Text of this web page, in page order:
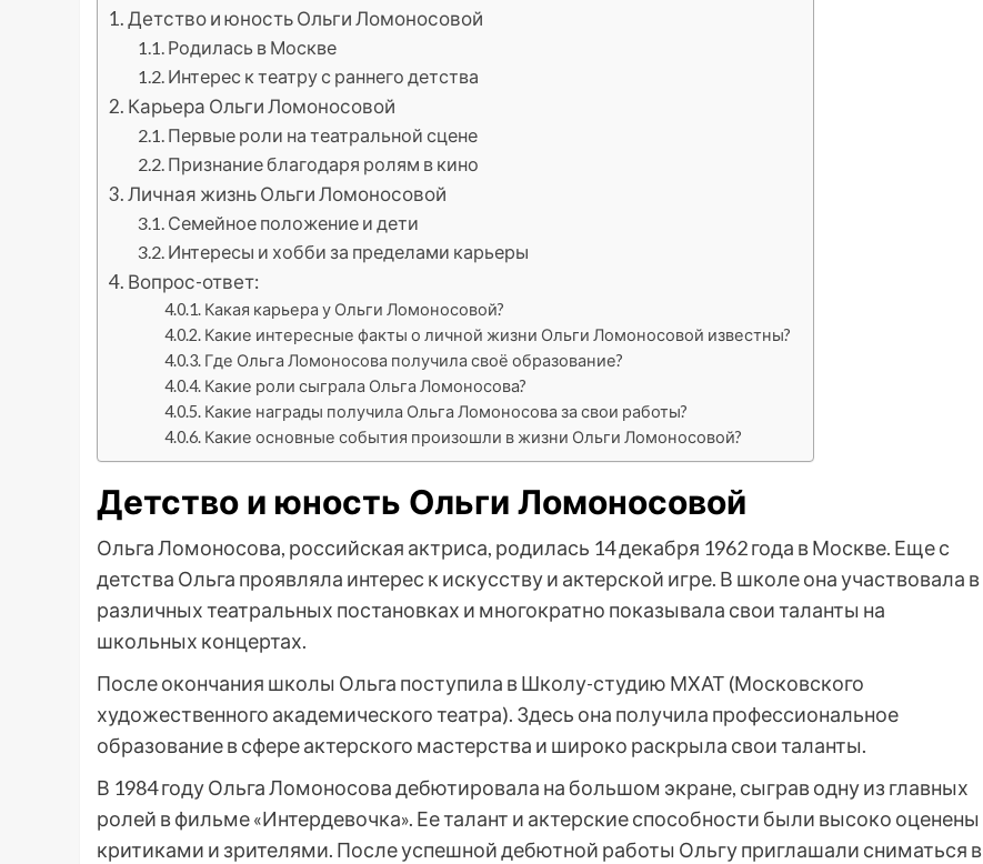
Детство и юность Ольги Ломоносовой
Родилась в Москве
Интерес к театру с раннего детства
Карьера Ольги Ломоносовой
Первые роли на театральной сцене
Признание благодаря ролям в кино
Личная жизнь Ольги Ломоносовой
Семейное положение и дети
Интересы и хобби за пределами карьеры
Вопрос-ответ:
Какая карьера у Ольги Ломоносовой?
Какие интересные факты о личной жизни Ольги Ломоносовой известны?
Где Ольга Ломоносова получила своё образование?
Какие роли сыграла Ольга Ломоносова?
Какие награды получила Ольга Ломоносова за свои работы?
Какие основные события произошли в жизни Ольги Ломоносовой?
Детство и юность Ольги Ломоносовой
Ольга Ломоносова, российская актриса, родилась 14 декабря 1962 года в Москве. Еще с
детства Ольга проявляла интерес к искусству и актерской игре. В школе она участвовала в
различных театральных постановках и многократно показывала свои таланты на
школьных концертах.
После окончания школы Ольга поступила в Школу-студию МХАТ (Московского
художественного академического театра). Здесь она получила профессиональное
образование в сфере актерского мастерства и широко раскрыла свои таланты.
В 1984 году Ольга Ломоносова дебютировала на большом экране, сыграв одну из главных
ролей в фильме «Интердевочка». Ее талант и актерские способности были высоко оценены
критиками и зрителями. После успешной дебютной работы Ольгу приглашали сниматься в